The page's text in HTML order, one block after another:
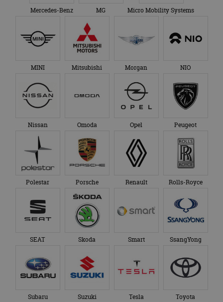
Mercedes-Benz MG Micro Mobility Systems
MINI Mitsubishi Morgan NIO
Nissan Omoda Opel Peugeot
Polestar Porsche Renault Rolls-Royce
SEAT Skoda Smart SsangYong
Subaru Suzuki Tesla Toyota